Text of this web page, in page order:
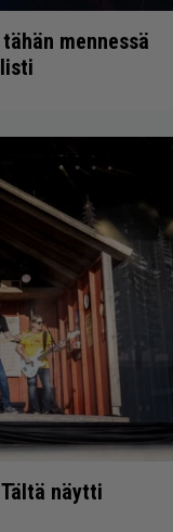
mennessä
näytti